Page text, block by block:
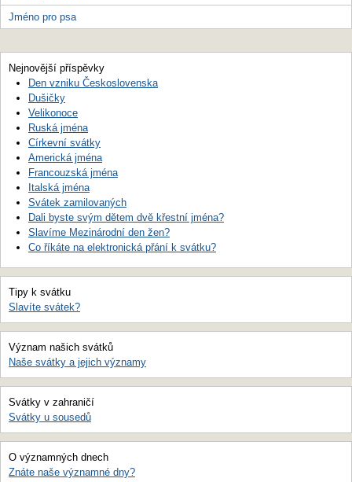
Jméno pro psa
Nejnovější příspěvky
Den vzniku Československa
Dušičky
Velikonoce
Ruská jména
Církevní svátky
Americká jména
Francouzská jména
Italská jména
Svátek zamilovaných
Dali byste svým dětem dvě křestní jména?
Slavíme Mezinárodní den žen?
Co říkáte na elektronická přání k svátku?
Tipy k svátku
Slavíte svátek?
Význam našich svátků
Naše svátky a jejich významy
Svátky v zahraničí
Svátky u sousedů
O významných dnech
Znáte naše významné dny?